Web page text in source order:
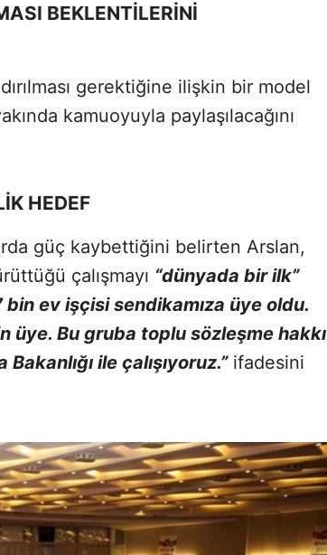
BEKLENTİLERİNİ
gerektiğine ilişkin bir model
kamuoyuyla paylaşılacağını
HEDEF
güç kaybettiğini belirten Arslan,
çalışmayı “dünyada bir ilk”
bin ev işçisi sendikamıza üye oldu.
üye. Bu gruba toplu sözleşme hakkı
ile çalışıyoruz.”ifadesini